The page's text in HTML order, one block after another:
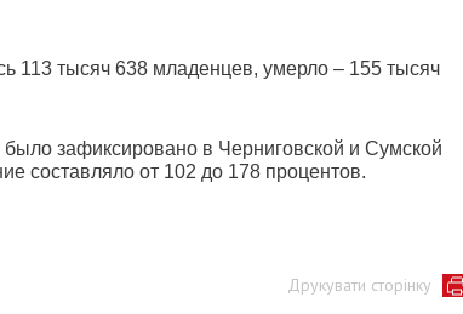
113 тысяч 638 младенцев, умерло – 155 тысяч
зафиксировано в Черниговской и Сумской
составляло от 102 до 178 процентов.
Друкувати сторінку